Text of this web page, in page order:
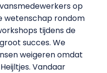
op
wetenschap rondom
tijdens de
succes. We
weigeren omdat
Vandaar